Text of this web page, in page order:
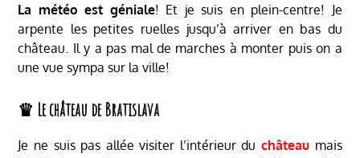
La météo est géniale! Et je suis en plein-centre! Je
arpente les petites ruelles jusqu’à arriver en bas du
château. Il y a pas mal de marches à monter puis on a
une vue sympa sur la ville!
♛ Le château de Bratislava
Je ne suis pas allée visiter l’intérieur duchâteau mais